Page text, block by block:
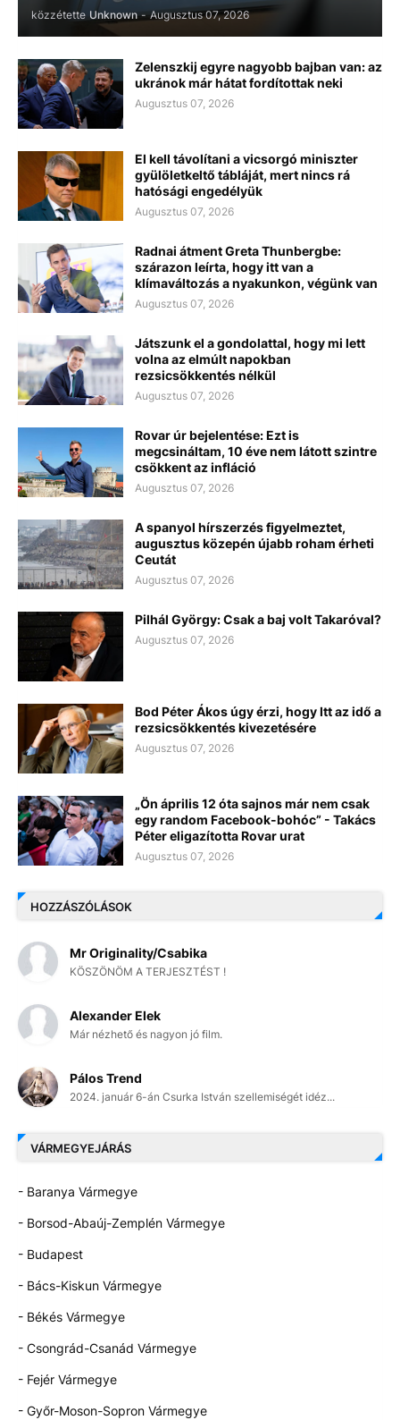
közzétette Unknown - Augusztus 07, 2026
Zelenszkij egyre nagyobb bajban van: az
ukránok már hátat fordítottak neki
Augusztus 07, 2026
El kell távolítani a vicsorgó miniszter
gyülöletkeltő tábláját, mert nincs rá
hatósági engedélyük
Augusztus 07, 2026
Radnai átment Greta Thunbergbe:
szárazon leírta, hogy itt van a
klímaváltozás a nyakunkon, végünk van
Augusztus 07, 2026
Játszunk el a gondolattal, hogy mi lett
volna az elmúlt napokban
rezsicsökkentés nélkül
Augusztus 07, 2026
Rovar úr bejelentése: Ezt is
megcsináltam, 10 éve nem látott szintre
csökkent az infláció
Augusztus 07, 2026
A spanyol hírszerzés figyelmeztet,
augusztus közepén újabb roham érheti
Ceutát
Augusztus 07, 2026
Pilhál György: Csak a baj volt Takaróval?
Augusztus 07, 2026
Bod Péter Ákos úgy érzi, hogy Itt az idő a
rezsicsökkentés kivezetésére
Augusztus 07, 2026
„Ön április 12 óta sajnos már nem csak
egy random Facebook-bohóc” - Takács
Péter eligazította Rovar urat
Augusztus 07, 2026
HOZZÁSZÓLÁSOK
Mr Originality/Csabika
KÖSZÖNÖM A TERJESZTÉST !
Alexander Elek
Már nézhető és nagyon jó film.
Pálos Trend
2024. január 6-án Csurka István szellemiségét idéz...
VÁRMEGYEJÁRÁS
- Baranya Vármegye
- Borsod-Abaúj-Zemplén Vármegye
- Budapest
- Bács-Kiskun Vármegye
- Békés Vármegye
- Csongrád-Csanád Vármegye
- Fejér Vármegye
- Győr-Moson-Sopron Vármegye